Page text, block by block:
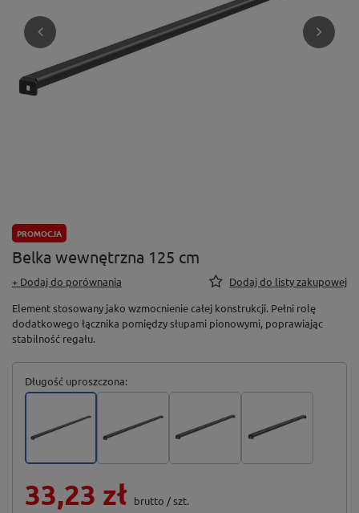
PROMOCJA
Belka wewnętrzna 125 cm
+ Dodaj do porównania
Dodaj do listy zakupowej
Element stosowany jako wzmocnienie całej konstrukcji. Pełni rolę
dodatkowego łącznika pomiędzy słupami pionowymi, poprawiając
stabilność regału.
Długość uproszczona
33,23 zł brutto /szt.